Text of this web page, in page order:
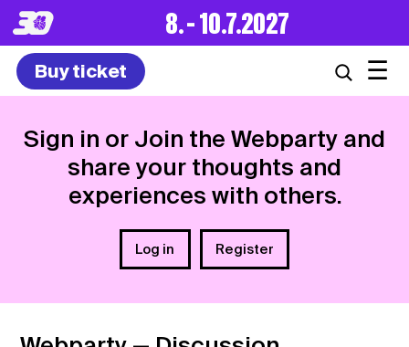
8. – 10.7.2027
Buy ticket ☰
Sign in or Join the Webparty and
share your thoughts and
experiences with others.
Log in Register